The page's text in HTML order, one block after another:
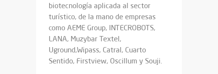
biotecnología aplicada al sector
turístico, de la mano de empresas
como AEME Group, INTECROBOTS,
LANA, Muzybar Textel,
Uground,Wipass, Catral, Cuarto
Sentido, Firstview, Oscillum y Souji.